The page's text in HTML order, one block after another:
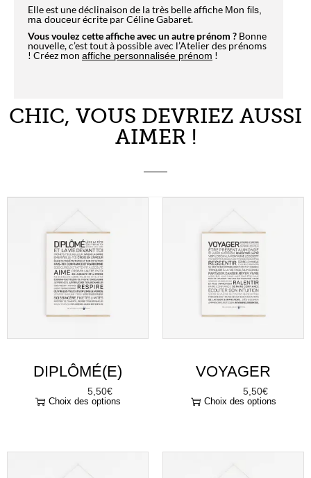
Elle est une déclinaison de la très belle affiche Mon fils,
ma douceurécrite par Céline Gabaret.
Vous voulez cette affiche avec un autre prénom ? Bonne
nouvelle, c’est tout à possible avec l’Atelier des prénoms
! Créez mon affiche personnalisée prénom !
CHIC, VOUS DEVRIEZ AUSSI
AIMER !
DIPLÔMÉ(E)
5,50€
Choix des options
VOYAGER
5,50€
Choix des options